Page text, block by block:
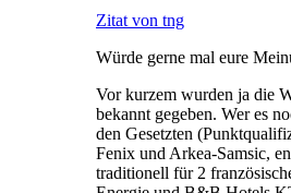
Zitat von tng
Würde gerne mal eure
Vor kurzem wurden ja die
bekannt gegeben. Wer es
den Gesetzten
Fenix und Arkea-Samsic,
traditionell für 2